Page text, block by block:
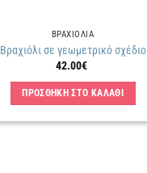
ΒΡΑΧΙΟΛΙΑ
Βραχιόλι σε γεωμετρικό σχέδιο
42.00€
ΠΡΟΣΘΗΚΗ ΣΤΟ ΚΑΛΑΘΙ